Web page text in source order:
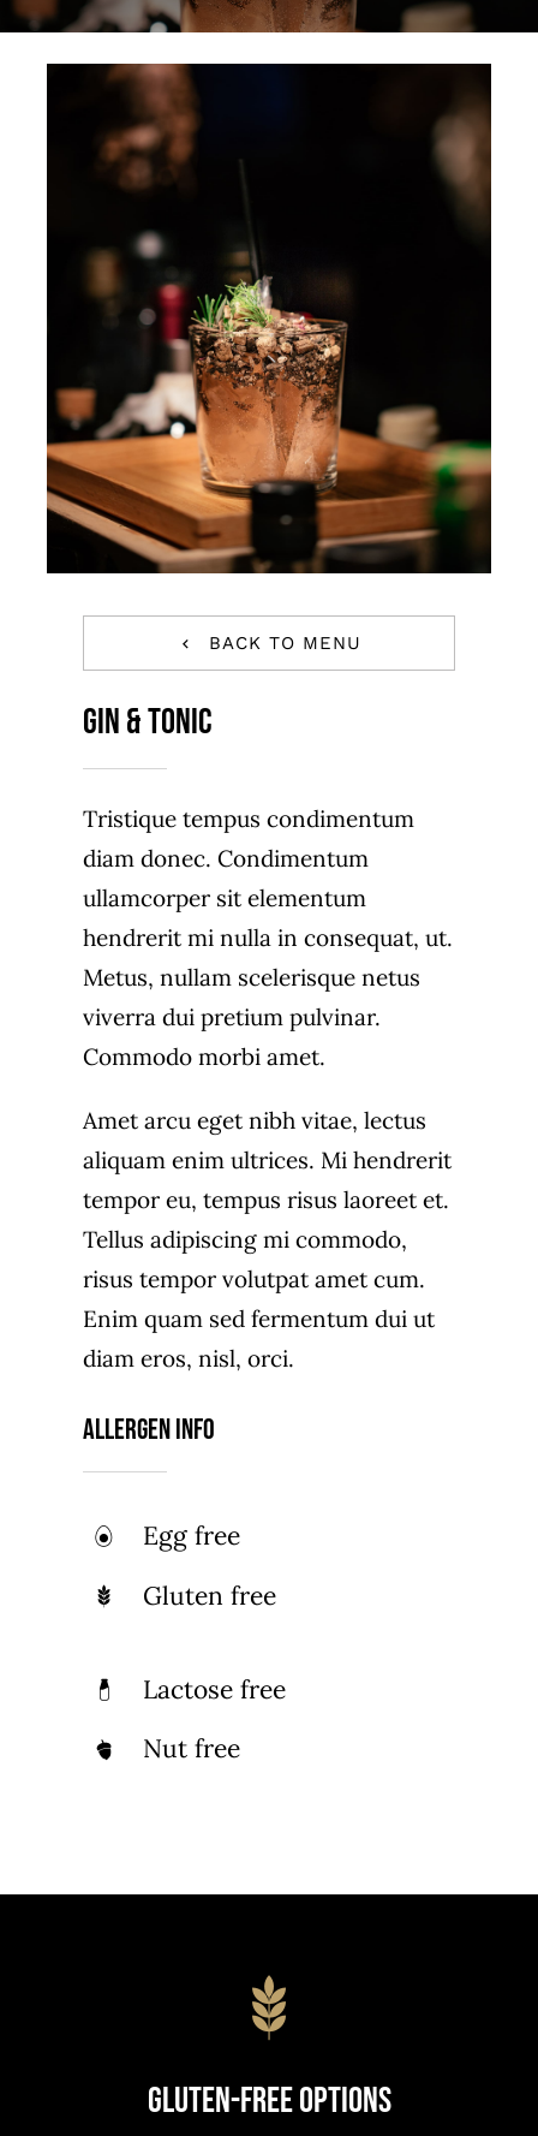
BACK TO MENU
Gin & Tonic
Tristique tempus condimentum
diam donec. Condimentum
ullamcorper sit elementum
hendrerit mi nulla in consequat, ut.
Metus, nullam scelerisque netus
viverra dui pretium pulvinar.
Commodo morbi amet.
Amet arcu eget nibh vitae, lectus
aliquam enim ultrices. Mi hendrerit
tempor eu, tempus risus laoreet et.
Tellus adipiscing mi commodo,
risus tempor volutpat amet cum.
Enim quam sed fermentum dui ut
diam eros, nisl, orci.
Allergen Info
Egg free
Gluten free
Lactose free
Nut free
Gluten-Free Options